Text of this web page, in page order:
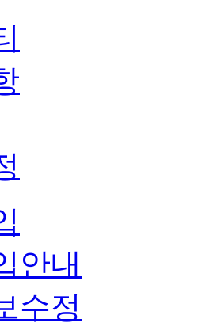
안내
수정